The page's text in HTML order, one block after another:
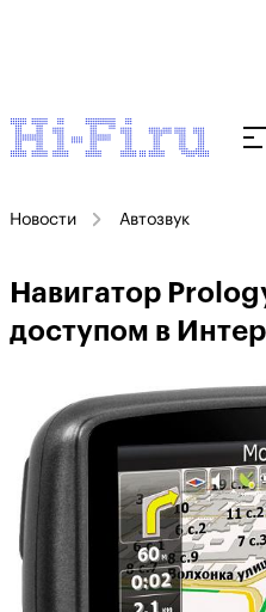
Новости Автозвук
Навигатор
доступом в